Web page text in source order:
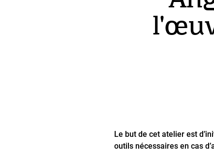
Le but de cet atelier est
outils nécessaires en cas